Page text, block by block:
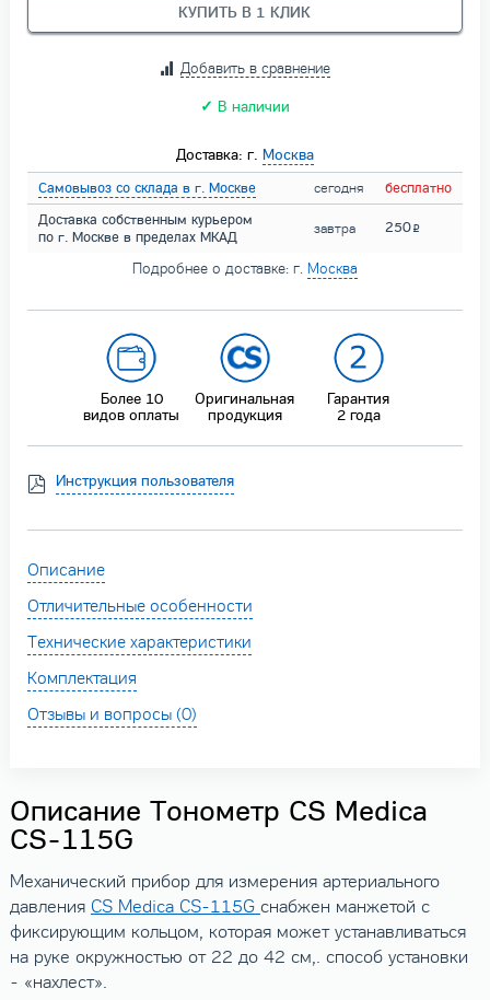
КУПИТЬ В 1 КЛИК
Добавить в сравнение
✓ В наличии
Доставка: г. Москва
Самовывоз со склада в г. Москве сегодня
бесплатно
Доставка собственным курьером
по г. Москве в пределах МКАД
завтра 250
Подробнее о доставке: г. Москва
Более 10
видов оплаты
Оригинальная
продукция
Гарантия
2 года
Инструкция пользователя
Описание
Отличительные особенности
Технические характеристики
Комплектация
Отзывы и вопросы (0)
Описание Тонометр CS Medica
CS-115G
Механический прибор для измерения артериального
давления CS Medica CS-115G снабжен манжетой с
фиксирующим кольцом, которая может устанавливаться
на руке окружностью от 22 до 42 см,. способ установки
- «нахлест».